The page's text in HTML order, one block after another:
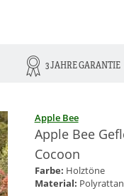
3 JAHRE GARANTIE
Apple Bee
Apple Bee
Cocoon
Farbe: Holztöne
Material: Polyrattan